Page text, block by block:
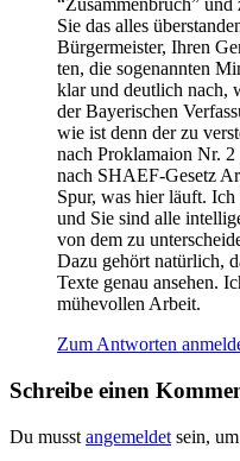
“Zusam­men­bruch”
Sie das alles
Bür­ger­meis­ter, Ihren
ten, die soge­nann­ten
klar und deut­lich nach,
der Baye­ri­schen
wie ist denn der zu
nach Pro­kla­mai­on Nr.
nach SHAEF-Gesetz
Spur, was hier läuft.
und Sie sind alle
von dem zu
Dazu gehört natür­lich,
Tex­te genau anse­hen.
mühe­vol­len Arbeit.
Zum Antworten
Schreibe einen
Du musst angemeldet sein,